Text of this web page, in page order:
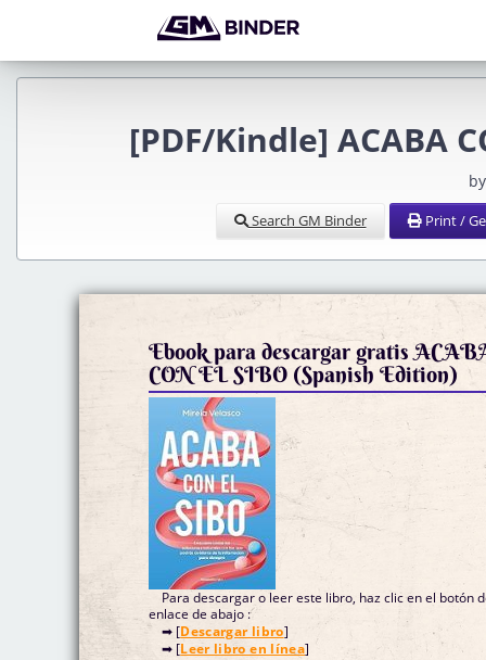
[PDF/Kindle] ACABA
Search GM Binder Print /
Ebook para descargar gratis
CON EL SIBO (Spanish Edition)
Para descargar o leer este libro, haz clic en el botón
enlace de abajo :
➡ [Descargar libro]
➡ [Leer libro en línea]